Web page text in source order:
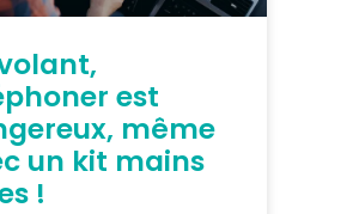
est
même
un kit mains
!